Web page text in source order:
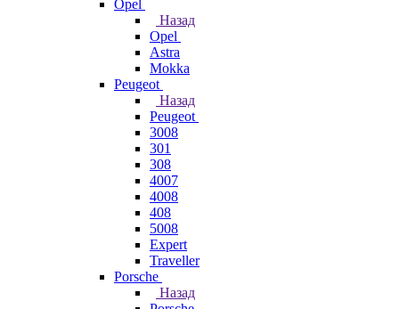
Opel
Назад
Opel
Astra
Mokka
Peugeot
Назад
Peugeot
3008
301
308
4007
4008
408
5008
Expert
Traveller
Porsche
Назад